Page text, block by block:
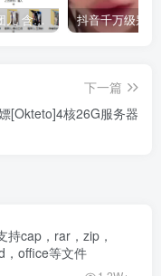
斗鱼红人 腐团儿 含付费 大尺写真 32套
下一篇
[Okteto]4核26G服务器
持cap，rar，zip，
，office等文件